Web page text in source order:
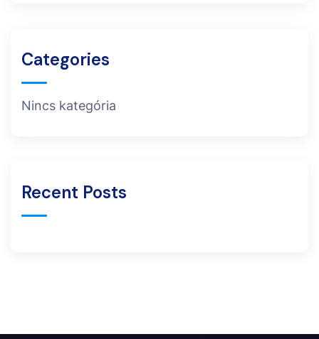
Categories
Nincs kategória
Recent Posts